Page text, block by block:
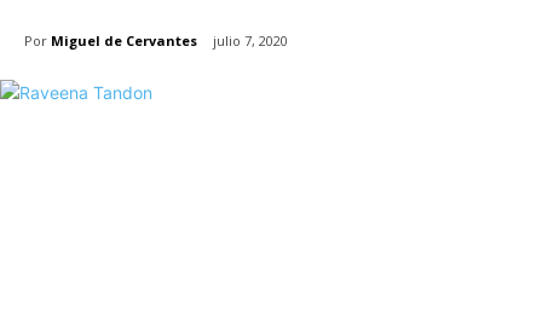
Por Miguel de Cervantes julio 7, 2020